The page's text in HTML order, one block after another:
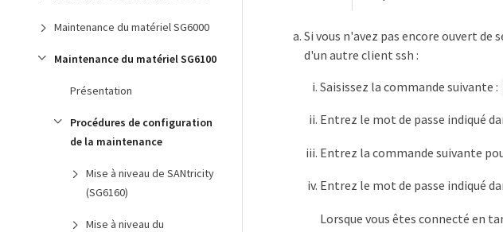
Maintenance du matériel SG6000
Maintenance du matériel SG6100
Présentation
Procédures de configuration
de la maintenance
Mise à niveau de SANtricity
(SG6160)
Mise à niveau du
Si vous n'avez pas encore ouvert de
d'un autre client ssh :
Saisissez la commande suivante :
Entrez le mot de passe indiqué
Entrez la commande suivante
Entrez le mot de passe indiqué
Lorsque vous êtes connecté en